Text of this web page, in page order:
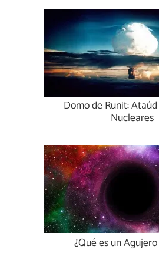
Domo de Runit:
Nucleares
¿Qué es un